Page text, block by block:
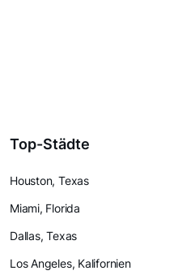
Top-Städte
Houston, Texas
Miami, Florida
Dallas, Texas
Los Angeles, Kalifornien